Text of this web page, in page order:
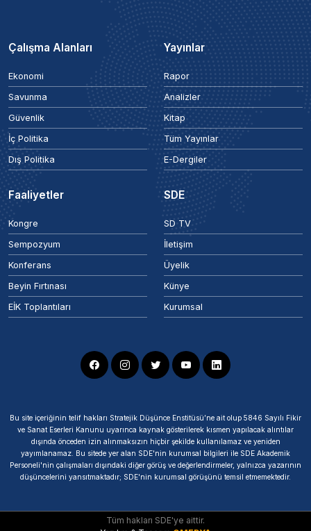
Çalışma Alanları
Ekonomi
Savunma
Güvenlik
İç Politika
Dış Politika
Yayınlar
Rapor
Analizler
Kitap
Tüm Yayınlar
E-Dergiler
Faaliyetler
Kongre
Sempozyum
Konferans
Beyin Fırtınası
EİK Toplantıları
SDE
SD TV
İletişim
Üyelik
Künye
Kurumsal
Bu site içeriğinin telif hakları Stratejik Düşünce Enstitüsü’ne ait olup 5846 Sayılı Fikir
ve Sanat Eserleri Kanunu uyarınca kaynak gösterilerek kısmen yapılacak alıntılar
dışında önceden izin alınmaksızın hiçbir şekilde kullanılamaz ve yeniden
yayımlanamaz. Bu sitede yer alan SDE'nin kurumsal bilgileri ile SDE Akademik
Personeli'nin çalışmaları dışındaki diğer görüş ve değerlendirmeler, yalnızca yazarının
düşüncelerini yansıtmaktadır; SDE'nin kurumsal görüşünü temsil etmemektedir.
Tüm hakları SDE'ye aittir.